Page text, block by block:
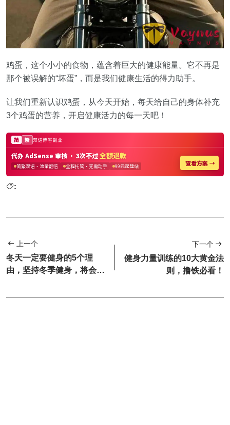
鸡蛋，这个小小的食物，蕴含着巨大的健康能量。它不再是
那个被误解的“坏蛋”，而是我们健康生活的得力助手。
让我们重新认识鸡蛋，从今天开始，每天给自己的身体补充
3个鸡蛋的营养，开启健康活力的每一天吧！
:
上一个
冬天一定要健身的5个理
由，坚持冬季健身，将会为
下一个
健身力量训练的10大黄金法
则，撸铁必看！